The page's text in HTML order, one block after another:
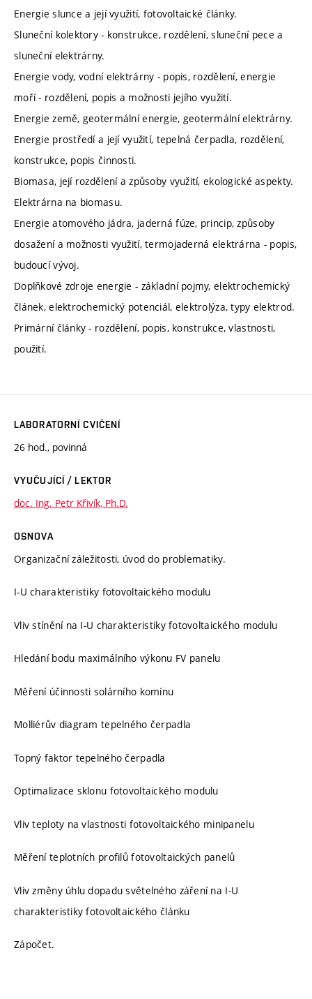
Energie slunce a její využití, fotovoltaické články.
Sluneční kolektory - konstrukce, rozdělení, sluneční pece a
sluneční elektrárny.
Energie vody, vodní elektrárny - popis, rozdělení, energie
moří - rozdělení, popis a možnosti jejího využití.
Energie země, geotermální energie, geotermální elektrárny.
Energie prostředí a její využití, tepelná čerpadla, rozdělení,
konstrukce, popis činnosti.
Biomasa, její rozdělení a způsoby využití, ekologické aspekty.
Elektrárna na biomasu.
Energie atomového jádra, jaderná fúze, princip, způsoby
dosažení a možnosti využití, termojaderná elektrárna - popis,
budoucí vývoj.
Doplňkové zdroje energie - základní pojmy, elektrochemický
článek, elektrochemický potenciál, elektrolýza, typy elektrod.
Primární články - rozdělení, popis, konstrukce, vlastnosti,
použití.
LABORATORNÍ CVIČENÍ
26 hod., povinná
VYUČUJÍCÍ / LEKTOR
doc. Ing. Petr Křivík, Ph.D.
OSNOVA
Organizační záležitosti, úvod do problematiky.
I-U charakteristiky fotovoltaického modulu
Vliv stínění na I-U charakteristiky fotovoltaického modulu
Hledání bodu maximálního výkonu FV panelu
Měření účinnosti solárního komínu
Molliérův diagram tepelného čerpadla
Topný faktor tepelného čerpadla
Optimalizace sklonu fotovoltaického modulu
Vliv teploty na vlastnosti fotovoltaického minipanelu
Měření teplotních profilů fotovoltaických panelů
Vliv změny úhlu dopadu světelného záření na I-U
charakteristiky fotovoltaického článku
Zápočet.